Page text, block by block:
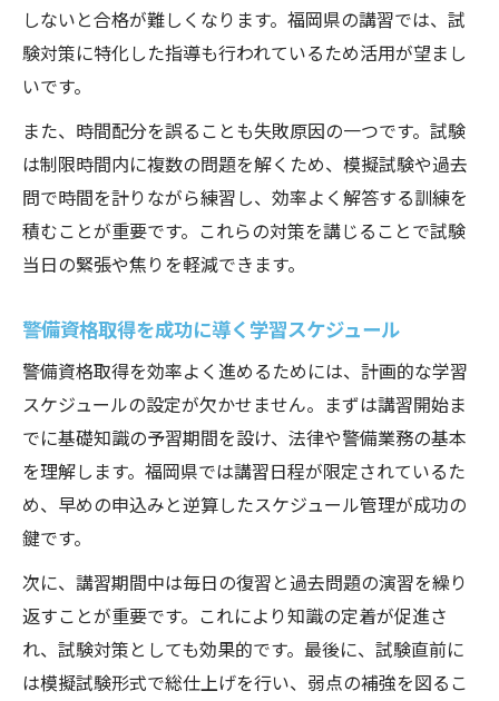
しないと合格が難しくなります。福岡県の講習では、試
験対策に特化した指導も行われているため活用が望まし
いです。
また、時間配分を誤ることも失敗原因の一つです。試験
は制限時間内に複数の問題を解くため、模擬試験や過去
問で時間を計りながら練習し、効率よく解答する訓練を
積むことが重要です。これらの対策を講じることで試験
当日の緊張や焦りを軽減できます。
警備資格取得を成功に導く学習スケジュール
警備資格取得を効率よく進めるためには、計画的な学習
スケジュールの設定が欠かせません。まずは講習開始ま
でに基礎知識の予習期間を設け、法律や警備業務の基本
を理解します。福岡県では講習日程が限定されているた
め、早めの申込みと逆算したスケジュール管理が成功の
鍵です。
次に、講習期間中は毎日の復習と過去問題の演習を繰り
返すことが重要です。これにより知識の定着が促進さ
れ、試験対策としても効果的です。最後に、試験直前に
は模擬試験形式で総仕上げを行い、弱点の補強を図るこ